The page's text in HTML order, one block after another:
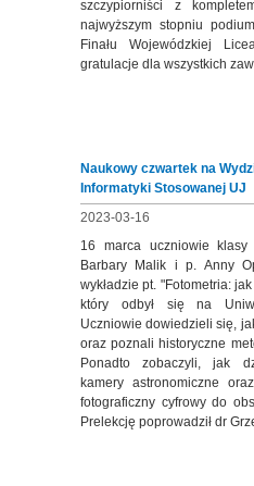
szczypiorniści z
najwyższym stopniu
Finału Wojewódzkiej
gratulacje dla wszystkich
Naukowy czwartek na
Informatyki Stosowanej UJ
2023-03-16
16 marca uczniowie
Barbary Malik i p. Anny
wykładzie pt. "Fotometria:
który odbył się na
Uczniowie dowiedzieli się,
oraz poznali historyczne
Ponadto zobaczyli, jak
kamery astronomiczne
fotograficzny cyfrowy do
Prelekcję poprowadził dr